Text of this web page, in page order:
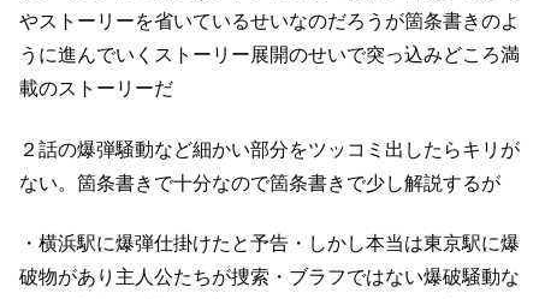
やストーリーを省いているせいなのだろうが箇条書きのよ
うに進んでいくストーリー展開のせいで突っ込みどころ満
載のストーリーだ
２話の爆弾騒動など細かい部分をツッコミ出したらキリが
ない。 箇条書きで十分なので箇条書きで少し解説するが
・横浜駅に爆弾仕掛けたと予告 ・しかし本当は東京駅に爆
破物があり主人公たちが捜索 ・ブラフではない爆破騒動な